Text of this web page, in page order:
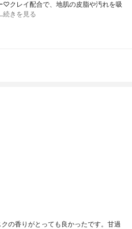
クレイ配合で、地肌の皮脂や汚れを吸
続きを見る
の香りがとっても良かったです。甘過